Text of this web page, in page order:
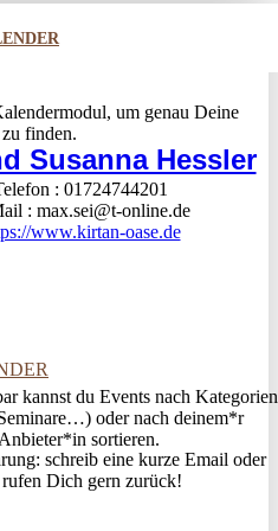
um genau Deine
finden.
kannst du Events nach Kategorien
oder nach deinem*r
sortieren.
Susanna Hessler
01724744201
max.sei@t-online.de
www.kirtan-oase.de
schreib eine kurze Email oder
Dich gern zurück!